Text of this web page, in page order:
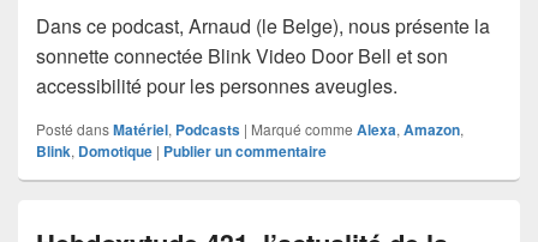
Dans ce podcast, Arnaud (le Belge), nous présente la
sonnette connectée Blink Video Door Bell et son
accessibilité pour les personnes aveugles.
Posté dansMatériel, Podcasts | Marqué comme Alexa, Amazon,
Blink, Domotique | Publier un commentaire